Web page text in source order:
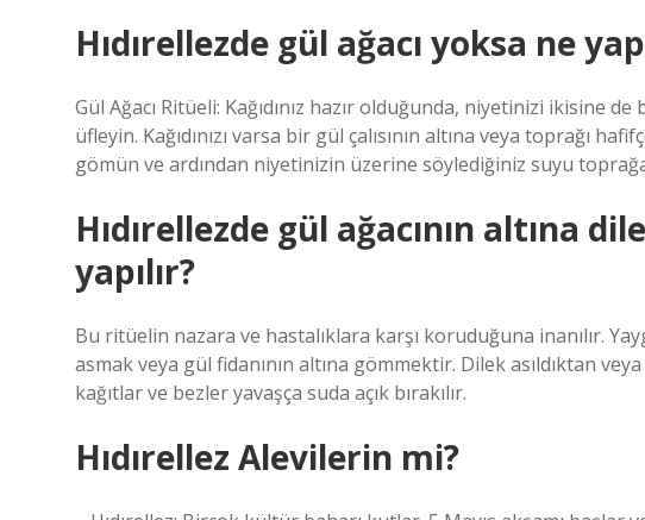
Hıdırellezde gül ağacı yoksa ne
Gül Ağacı Ritüeli: Kağıdınız hazır olduğunda, niyetinizi ikisine
üfleyin. Kağıdınızı varsa bir gül çalısının altına veya toprağı
gömün ve ardından niyetinizin üzerine söylediğiniz suyu
Hıdırellezde gül ağacının altına
yapılır?
Bu ritüelin nazara ve hastalıklara karşı koruduğuna inanılır.
asmak veya gül fidanının altına gömmektir. Dilek asıldıktan
kağıtlar ve bezler yavaşça suda açık bırakılır.
Hıdırellez Alevilerin mi?